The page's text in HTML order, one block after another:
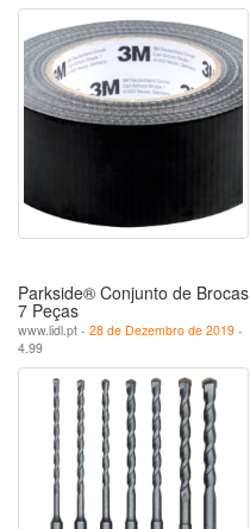
Parkside® Conjunto de Brocas
7 Peças
www.lidl.pt - 28 de Dezembro de 2019 -
4.99